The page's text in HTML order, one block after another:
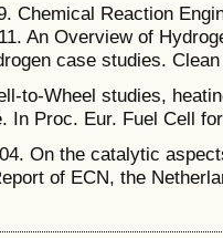
Chemical Reaction
An Overview of
case studies.
to-Wheel studies,
In Proc. Eur. Fuel Cell
On the catalytic
of ECN, the